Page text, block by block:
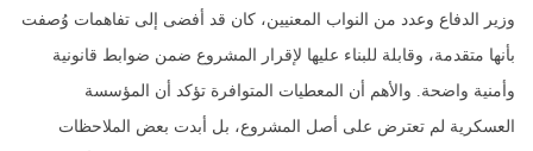
وزير الدفاع وعدد من النواب المعنيين، كان قد أفضى إلى تفاهمات وُصفت
بأنها متقدمة، وقابلة للبناء عليها لإقرار المشروع ضمن ضوابط قانونية
وأمنية واضحة. والأهم أن المعطيات المتوافرة تؤكد أن المؤسسة
العسكرية لم تعترض على أصل المشروع، بل أبدت بعض الملاحظات